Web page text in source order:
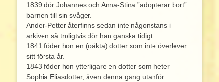
1839 dör Johannes och Anna-Stina ”adopterar bort”
barnen till sin svåger.
Ander-Petter återfinns sedan inte någonstans i
arkiven så troligtvis dör han ganska tidigt
1841 föder hon en (oäkta) dotter som inte överlever
sitt första år.
1843 föder hon ytterligare en dotter som heter
Sophia Eliasdotter, även denna gång utanför